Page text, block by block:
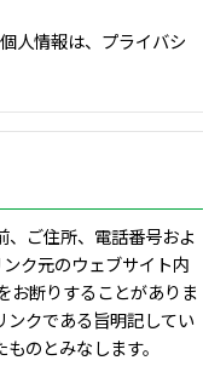
人情報は、プライバシ
ご住所、電話番号およ
ク元のウェブサイト内
お断りすることがありま
ンクである旨明記してい
のとみなします。